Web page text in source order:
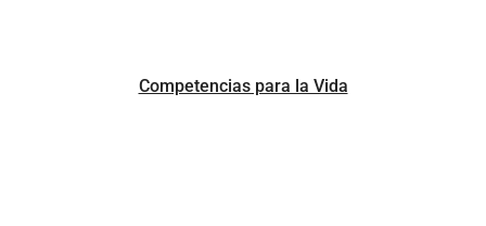
Competencias para la Vida